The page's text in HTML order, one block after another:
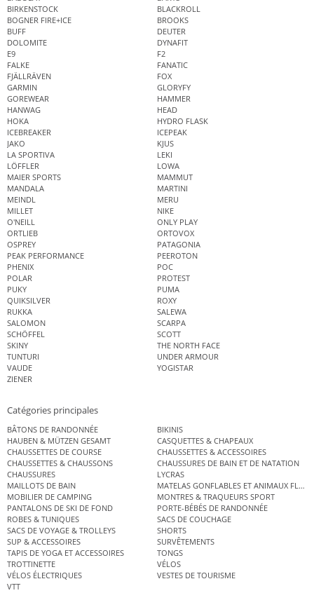
BIRKENSTOCK
BLACKROLL
BOGNER FIRE+ICE
BROOKS
BUFF
DEUTER
DOLOMITE
DYNAFIT
E9
F2
FALKE
FANATIC
FJÄLLRÄVEN
FOX
GARMIN
GLORYFY
GOREWEAR
HAMMER
HANWAG
HEAD
HOKA
HYDRO FLASK
ICEBREAKER
ICEPEAK
JAKO
KJUS
LA SPORTIVA
LEKI
LÖFFLER
LOWA
MAIER SPORTS
MAMMUT
MANDALA
MARTINI
MEINDL
MERU
MILLET
NIKE
O'NEILL
ONLY PLAY
ORTLIEB
ORTOVOX
OSPREY
PATAGONIA
PEAK PERFORMANCE
PEEROTON
PHENIX
POC
POLAR
PROTEST
PUKY
PUMA
QUIKSILVER
ROXY
RUKKA
SALEWA
SALOMON
SCARPA
SCHÖFFEL
SCOTT
SKINY
THE NORTH FACE
TUNTURI
UNDER ARMOUR
VAUDE
YOGISTAR
ZIENER
Catégories principales
BÂTONS DE RANDONNÉE
BIKINIS
HAUBEN & MÜTZEN GESAMT
CASQUETTES & CHAPEAUX
CHAUSSETTES DE COURSE
CHAUSSETTES & ACCESSOIRES
CHAUSSETTES & CHAUSSONS
CHAUSSURES DE BAIN ET DE NATATION
CHAUSSURES
LYCRAS
MAILLOTS DE BAIN
MATELAS GONFLABLES ET ANIMAUX
MOBILIER DE CAMPING
MONTRES & TRAQUEURS SPORT
PANTALONS DE SKI DE FOND
PORTE-BÉBÉS DE RANDONNÉE
ROBES & TUNIQUES
SACS DE COUCHAGE
SACS DE VOYAGE & TROLLEYS
SHORTS
SUP & ACCESSOIRES
SURVÊTEMENTS
TAPIS DE YOGA ET ACCESSOIRES
TONGS
TROTTINETTE
VÉLOS
VÉLOS ÉLECTRIQUES
VESTES DE TOURISME
VTT